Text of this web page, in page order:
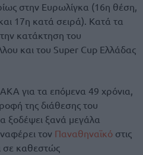
στην Ευρωλίγκα (16η θέση,
17η κατά σειρά). Κατά τα
κατάκτηση του
και του Super Cup Ελλάδας
για τα επόμενα 49 χρόνια,
της διάθεσης του
ξοδέψει ξανά μεγάλα
τον Παναθηναϊκό στις
σε καθεστώς